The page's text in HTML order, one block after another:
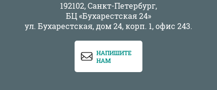
192102, Санкт-Петербург,
БЦ «Бухарестская 24»
ул. Бухарестская, дом 24, корп. 1, офис 243.
НАПИШИТЕ
НАМ